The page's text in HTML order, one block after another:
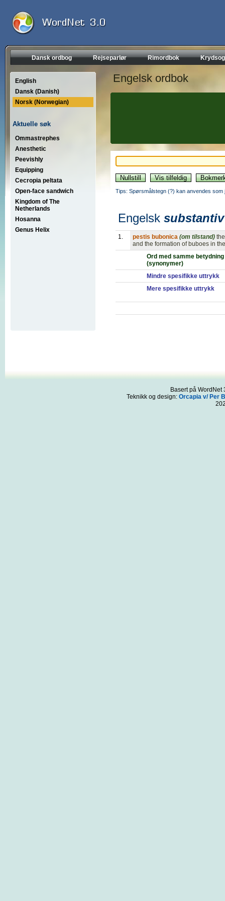
Dansk ordbog Rejseparlør Rimordbok
English
Dansk (Danish)
Norsk (Norwegian)
Aktuelle søk
Ommastrephes
Anesthetic
Peevishly
Equipping
Cecropia peltata
Open-face sandwich
Kingdom of The
Netherlands
Hosanna
Genus Helix
Engelsk ordbok
Tips: Spørsmålstegn (?) kan anvendes
Engelsk substantiv
1. pestis bubonica (om tilstand)
and the formation of buboes in
Ord med samme betydning
(synonymer)
Mindre spesifikke uttrykk
Mere spesifikke uttrykk
Basert på
Teknikk og design: Orcapia v/ Per